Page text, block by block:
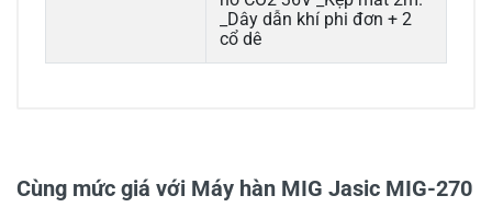
_Dây dẫn khí phi đơn + 2
cổ dê
Cùng mức giá với Máy hàn MIG Jasic MIG-270